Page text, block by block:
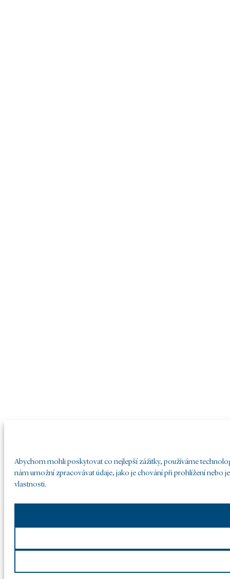
Abychom mohli poskytovat co nejlepší zážitky, používáme
nám umožní zpracovávat údaje, jako je chování při prohlížení nebo
vlastnosti.